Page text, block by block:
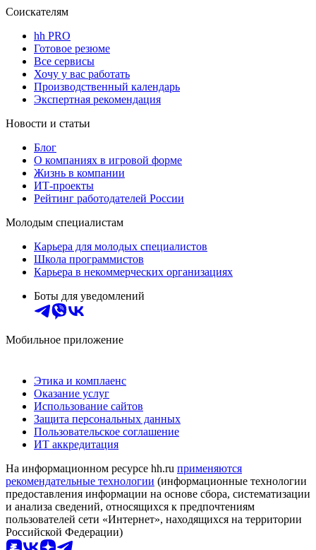
Соискателям
hh PRO
Готовое резюме
Все сервисы
Хочу у вас работать
Производственный календарь
Экспертная рекомендация
Новости и статьи
Блог
О компаниях в игровой форме
Жизнь в компании
ИТ-проекты
Рейтинг работодателей России
Молодым специалистам
Карьера для молодых специалистов
Школа программистов
Карьера в некоммерческих организациях
Боты для уведомлений
Мобильное приложение
Этика и комплаенс
Оказание услуг
Использование сайтов
Защита персональных данных
Пользовательское соглашение
ИТ аккредитация
На информационном ресурсе hh.ru применяются
рекомендательные технологии (информационные технологии
предоставления информации на основе сбора, систематизации
и анализа сведений, относящихся к предпочтениям
пользователей сети «Интернет», находящихся на территории
Российской Федерации)